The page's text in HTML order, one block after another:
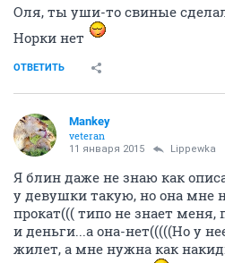
Оля, ты уши-то свиные
Норки нет
ОТВЕТИТЬ
Mankey
veteran
11 января 2015 Lippewka
Я блин даже не знаю как
у девушки такую, но она мне
прокат((( типо не знает меня,
и деньги...а она-нет(((((Но у
жилет, а мне нужна как